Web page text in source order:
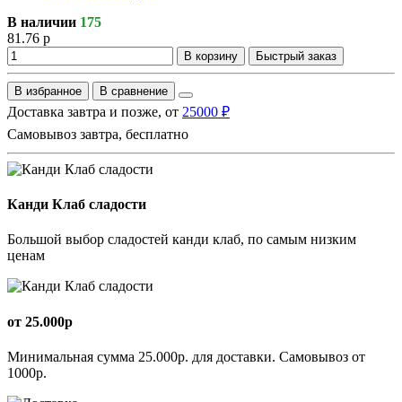
В наличии 175
81.76 р
В корзину Быстрый заказ
В избранное В сравнение
Доставка завтра и позже, от 25000 ₽
Самовывоз завтра, бесплатно
Канди Клаб сладости
Большой выбор сладостей канди клаб, по самым низким
ценам
от 25.000р
Минимальная сумма 25.000р. для доставки. Самовывоз от
1000р.